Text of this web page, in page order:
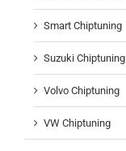
Smart Chiptuning
Suzuki Chiptuning
Volvo Chiptuning
VW Chiptuning